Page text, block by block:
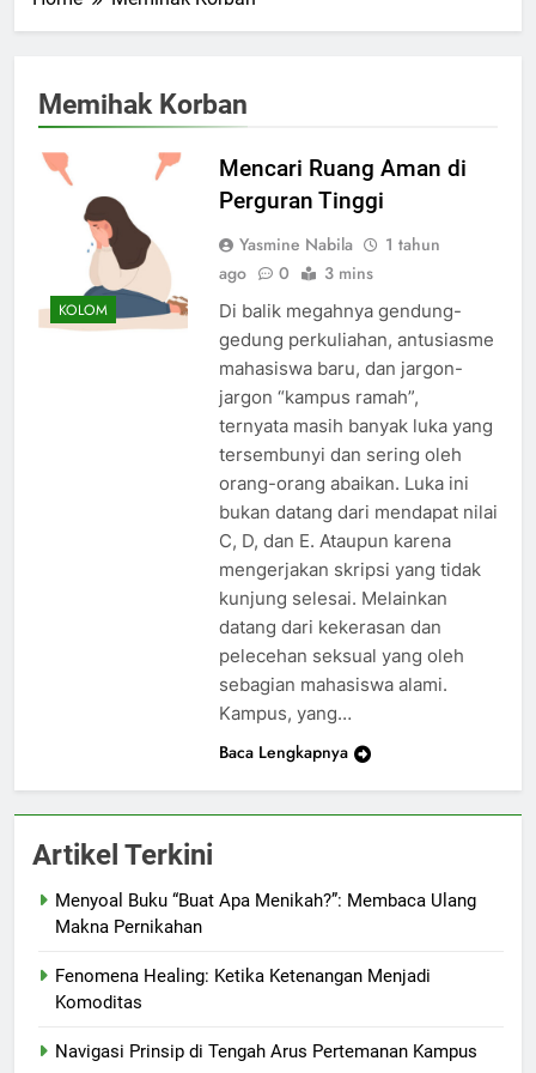
Memihak Korban
KOLOM
Mencari Ruang Aman di
Perguran Tinggi
Yasmine Nabila
1 tahun
ago
0 3 mins
Di balik megahnya gendung-
gedung perkuliahan, antusiasme
mahasiswa baru, dan jargon-
jargon “kampus ramah”,
ternyata masih banyak luka yang
tersembunyi dan sering oleh
orang-orang abaikan. Luka ini
bukan datang dari mendapat nilai
C, D, dan E. Ataupun karena
mengerjakan skripsi yang tidak
kunjung selesai. Melainkan
datang dari kekerasan dan
pelecehan seksual yang oleh
sebagian mahasiswa alami.
Kampus, yang…
Baca Lengkapnya
Artikel Terkini
Menyoal Buku “Buat Apa Menikah?”: Membaca Ulang
Makna Pernikahan
Fenomena Healing: Ketika Ketenangan Menjadi
Komoditas
Navigasi Prinsip di Tengah Arus Pertemanan Kampus